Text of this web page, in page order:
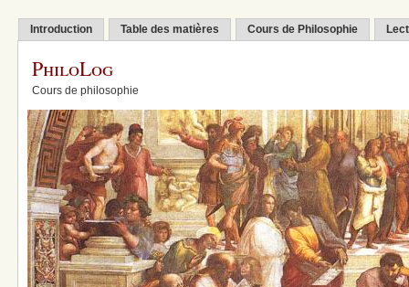
Introduction Table des matières Cours de Philosophie
PhiloLog
Cours de philosophie